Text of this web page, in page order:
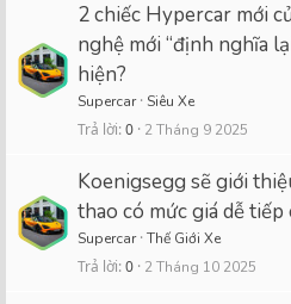
2 chiếc Hypercar mới
nghệ mới “định nghĩa
hiện?
Supercar Siêu Xe
Trả lời 0 2 Tháng 9 2025
Koenigsegg sẽ giới
thao có mức giá dễ
Supercar Thế Giới Xe
Trả lời 0 2 Tháng 10 2025